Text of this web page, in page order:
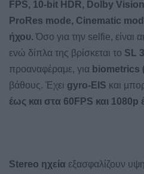
FPS, 10-bit HDR, Dolby
ProRes mode, Cinematic
ήχου. Όσο για την selfie, είναι
ενώ δίπλα της βρίσκεται το SL
προαναφέραμε, για biometrics
βάθους. Έχει gyro-EIS και
έως και στα 60FPS και 1080p
Stereo ηχεία εξασφαλίζουν